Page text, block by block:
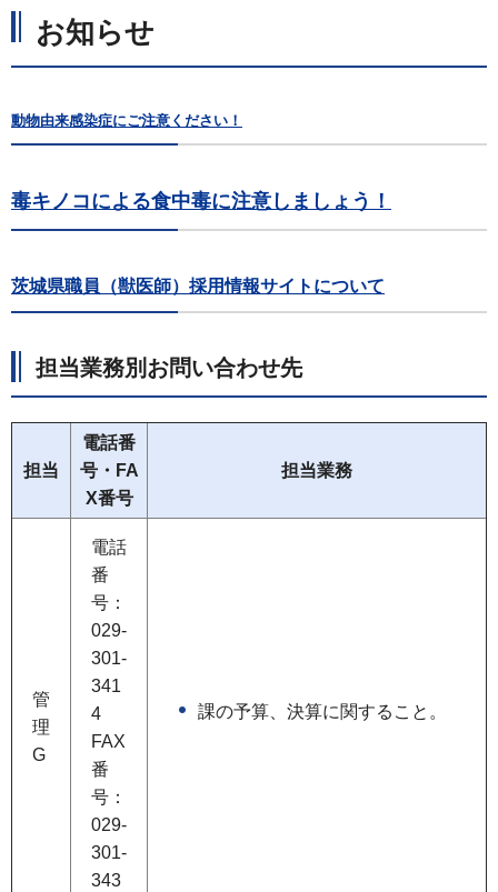
お知らせ
動物由来感染症にご注意ください！
毒キノコによる食中毒に注意しましょう！
茨城県職員（獣医師）採用情報サイトについて
担当業務別お問い合わせ先
担当
電話番
号・FA
X番号
担当業務
管
理
G
電話
番
号：
029-
301-
341
4
FAX
番
号：
029-
301-
343
課の予算、決算に関すること。